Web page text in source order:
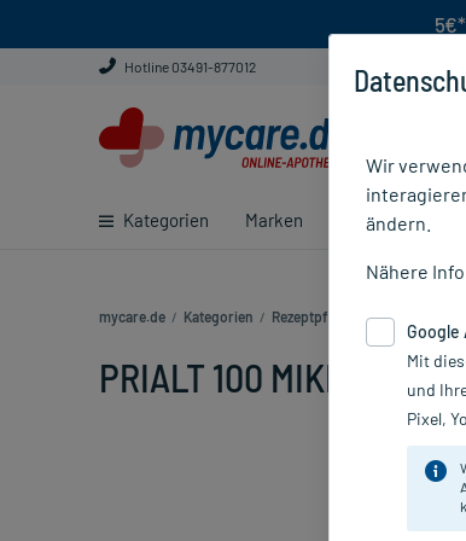
5€*
Hotline 03491-877012
Kategorien Marken Ratgeber
mycare.de / Kategorien / Rezeptpflichtige Medikamente
PRIALT 100
Wir
ändern.
Nähere
Google
Mit
und
Pixel,